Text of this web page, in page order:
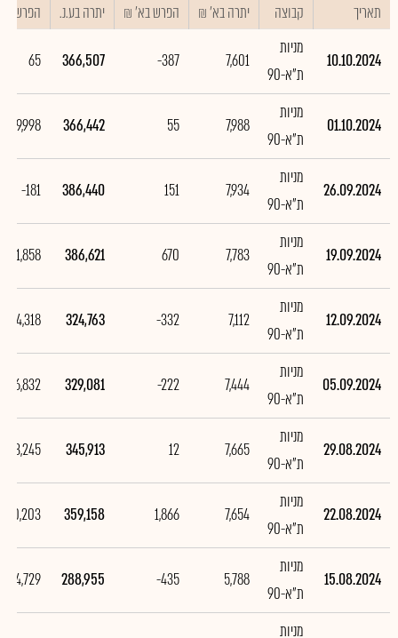
תאריך קבוצה יתרה בא' ₪ הפרש בא' ₪ יתרה בע.נ. הפרש
10.10.2024
מניות
ת"א-90
7,601
-387
366,507
65
01.10.2024
מניות
ת"א-90
7,988
55
366,442
-19,998
26.09.2024
מניות
ת"א-90
7,934
151
386,440
-181
19.09.2024
מניות
ת"א-90
7,783
670
386,621
61,858
12.09.2024
מניות
ת"א-90
7,112
-332
324,763
-4,318
05.09.2024
מניות
ת"א-90
7,444
-222
329,081
-16,832
29.08.2024
מניות
ת"א-90
7,665
12
345,913
-13,245
22.08.2024
מניות
ת"א-90
7,654
1,866
359,158
70,203
15.08.2024
מניות
ת"א-90
5,788
-435
288,955
-14,729
מניות